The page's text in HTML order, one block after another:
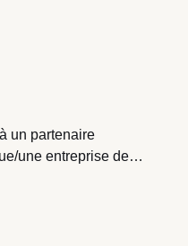
un partenaire
une entreprise de
centrale.Nombre
d'employés :